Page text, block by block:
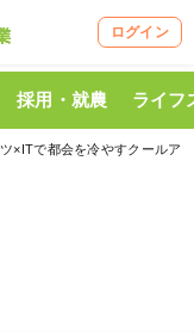
ログイン
採用・就農 ライフ
×ITで都会を冷やすクールア